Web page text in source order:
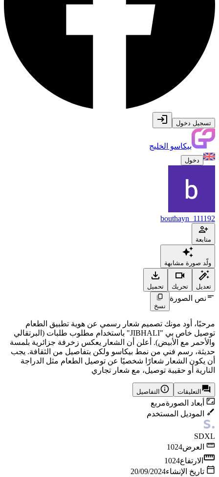
تسجيل دخول
بيكاسو الخليج
دخول
bouthayn_111192
متابعة
ولّد صورة مشابهة
تعديل تحريك تحميل
نص الصورة
نسخ
مرحبًا، أود مونك تصميم شعار رسمي عن هوية تطبيق الطعام
توصيل خاص بي "JIBHALI" باستخدام مطلوب طلبات (البرتقالي
والأحمر مع الأبيض). أعلن أن الشعار يعكس زخرفة جزائرية بلمسة
حديثة، رسم فني من نمط بيكاسو ولكن بتفاصيل من الثقافة. يجب
أن يكون الشعار شعارًا شخصيًا عن توصيل الطعام مثل الدراجة
النارية أو حقيبة توصيل، مع شعار تجاري
التعليقات التفاصيل
أبعاد الصورةمربع
الموديل المستخدم
SDXL
العرض1024
الارتفاع1024
تاريخ الإنشاء20/09/2024